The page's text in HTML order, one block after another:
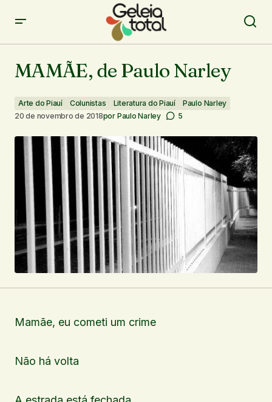
MAMÃE, de Paulo Narley
Arte do Piauí Colunistas Literatura do Piauí
Paulo Narley
20 de novembro de 2018por Paulo Narley 5
Mamãe, eu cometi um crime
Não há volta